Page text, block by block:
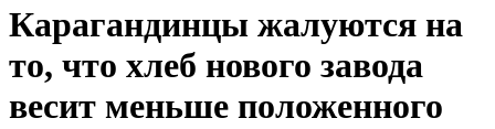
Карагандинцы жалуются на
то, что хлеб нового завода
весит меньше положенного